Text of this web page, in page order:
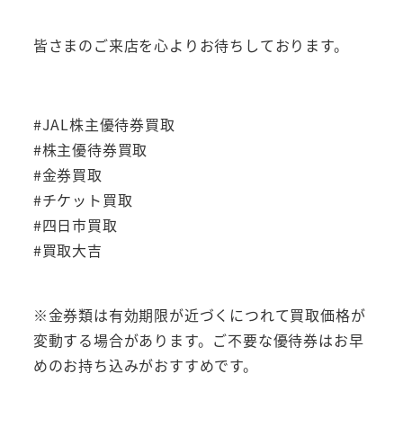
皆さまのご来店を心よりお待ちしております。
#JAL株主優待券買取
#株主優待券買取
#金券買取
#チケット買取
#四日市買取
#買取大吉
※金券類は有効期限が近づくにつれて買取価格が
変動する場合があります。ご不要な優待券はお早
めのお持ち込みがおすすめです。